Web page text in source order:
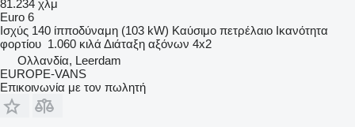
81.234 χλμ
Euro 6
Ισχύς 140 ίπποδύναμη (103 kW) Καύσιμο πετρέλαιο Ικανότητα
φορτίου 1.060 κιλά Διάταξη αξόνων 4x2
Ολλανδία, Leerdam
EUROPE-VANS
Επικοινωνία με τον πωλητή